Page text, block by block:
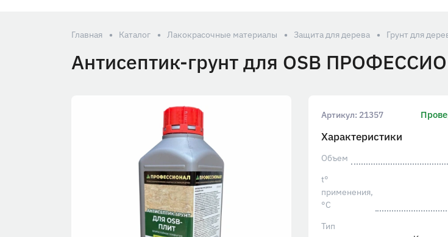
Главная Каталог Лакокрасочные материалы Защита для дерева Грунт для
Антисептик-грунт для OSB
Артикул: 21357
Характеристики
Объем
t°
применения,
°С
Тип